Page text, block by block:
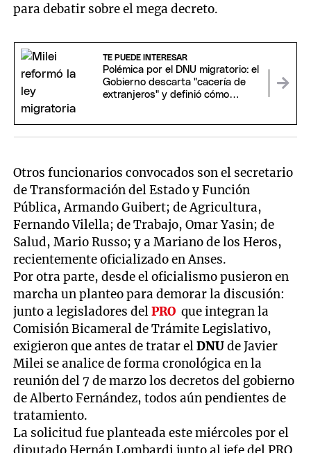
para debatir sobre el mega decreto.
TE PUEDE INTERESAR
Polémica por el DNU migratorio: el
Gobierno descarta "cacería de
extranjeros" y definió cómo
Otros funcionarios convocados son el secretario
de Transformación del Estado y Función
Pública, Armando Guibert; de Agricultura,
Fernando Vilella; de Trabajo, Omar Yasin; de
Salud, Mario Russo; y a Mariano de los Heros,
recientemente oficializado en Anses.
Por otra parte, desde el oficialismo pusieron en
marcha un planteo para demorar la discusión:
junto a legisladores delPRO que integran la
Comisión Bicameral de Trámite Legislativo,
exigieron que antes de tratar elDNUde Javier
Milei se analice de forma cronológica en la
reunión del 7 de marzo los decretos del gobierno
de Alberto Fernández, todos aún pendientes de
tratamiento.
La solicitud fue planteada este miércoles por el